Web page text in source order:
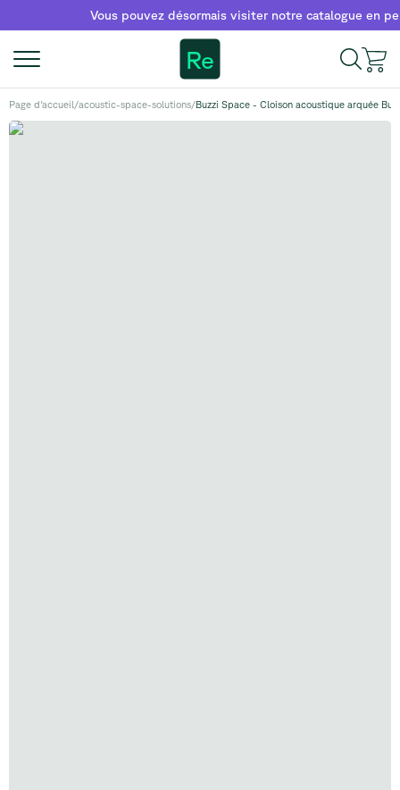
Vous pouvez désormais visiter notre catalogue en
Re
Page d'accueil/acoustic-space-solutions/Buzzi Space - Cloison acoustique arquée